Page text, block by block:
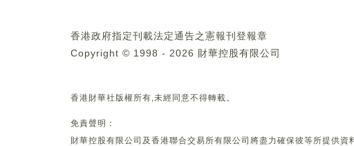
香港政府指定刊載法定通告之憲報刊登報章
Copyright © 1998 - 2026 財華控股有限公司
香港財華社版權所有,未經同意不得轉載。
免責聲明：
財華控股有限公司及香港聯合交易所有限公司將盡力確保彼等所提供